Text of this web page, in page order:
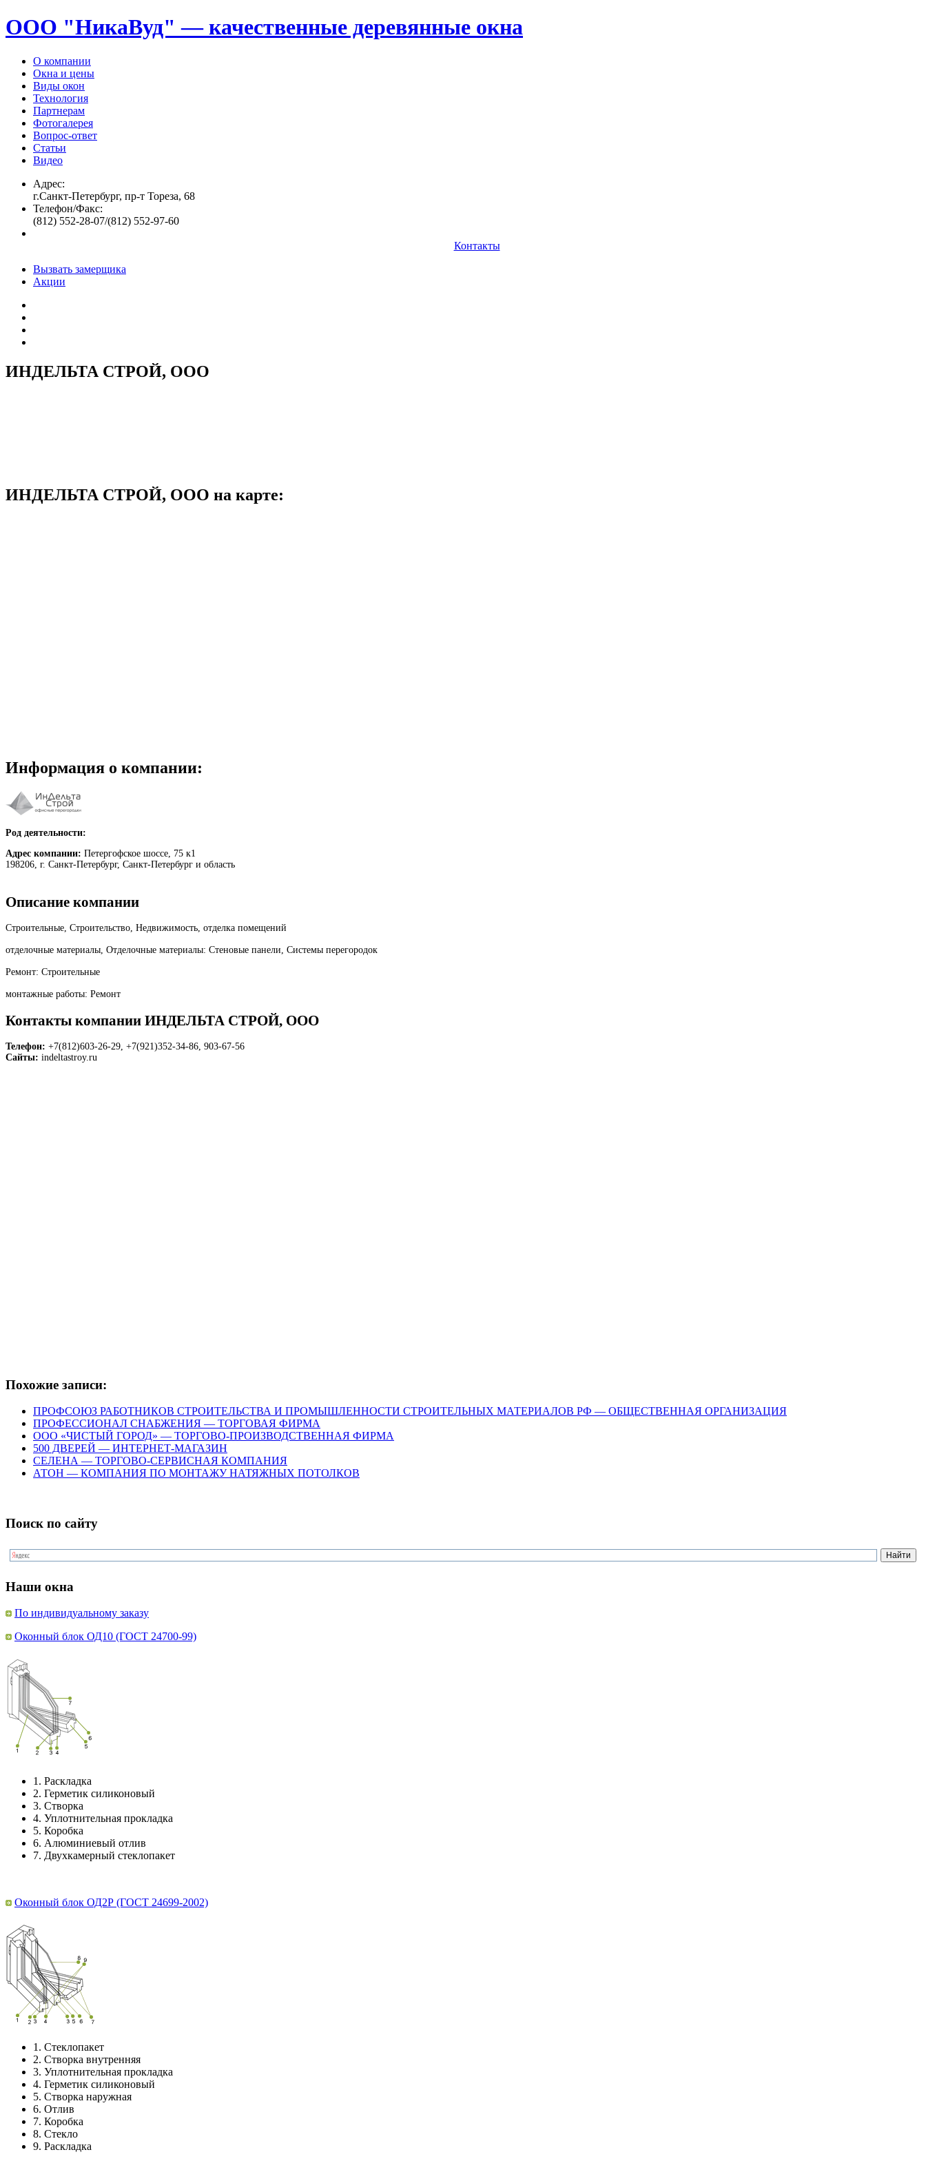
ООО "НикаВуд" — качественные деревянные окна
О компании
Окна и цены
Виды окон
Технология
Партнерам
Фотогалерея
Вопрос-ответ
Статьи
Видео
Адрес:
г.Санкт-Петербург, пр-т Тореза, 68
Телефон/Факс:
(812) 552-28-07/(812) 552-97-60
Контакты
Вызвать замерщика
Акции
ИНДЕЛЬТА СТРОЙ, ООО
ИНДЕЛЬТА СТРОЙ, ООО на карте:
Информация о компании:
Род деятельности:
Адрес компании: Петергофское шоссе, 75 к1
198206, г. Санкт-Петербург, Санкт-Петербург и область
Описание компании
Строительные, Строительство, Недвижимость, отделка помещений
отделочные материалы, Отделочные материалы: Стеновые панели, Системы перегородок
Ремонт: Строительные
монтажные работы: Ремонт
Контакты компании ИНДЕЛЬТА СТРОЙ, ООО
Телефон: +7(812)603-26-29, +7(921)352-34-86, 903-67-56
Сайты: indeltastroy.ru
Похожие записи:
ПРОФСОЮЗ РАБОТНИКОВ СТРОИТЕЛЬСТВА И ПРОМЫШЛЕННОСТИ СТРОИТЕЛЬНЫХ МАТЕРИАЛОВ РФ — ОБЩЕСТВЕННАЯ ОРГАНИЗАЦИЯ
ПРОФЕССИОНАЛ СНАБЖЕНИЯ — ТОРГОВАЯ ФИРМА
ООО «ЧИСТЫЙ ГОРОД» — ТОРГОВО-ПРОИЗВОДСТВЕННАЯ ФИРМА
500 ДВЕРЕЙ — ИНТЕРНЕТ-МАГАЗИН
СЕЛЕНА — ТОРГОВО-СЕРВИСНАЯ КОМПАНИЯ
АТОН — КОМПАНИЯ ПО МОНТАЖУ НАТЯЖНЫХ ПОТОЛКОВ
Поиск по сайту
Наши окна
По индивидуальному заказу
Оконный блок ОД10 (ГОСТ 24700-99)
1. Раскладка
2. Герметик силиконовый
3. Створка
4. Уплотнительная прокладка
5. Коробка
6. Алюминиевый отлив
7. Двухкамерный стеклопакет
Оконный блок ОД2Р (ГОСТ 24699-2002)
1. Стеклопакет
2. Створка внутренняя
3. Уплотнительная прокладка
4. Герметик силиконовый
5. Створка наружная
6. Отлив
7. Коробка
8. Стекло
9. Раскладка